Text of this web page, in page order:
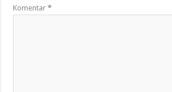
Komentar*